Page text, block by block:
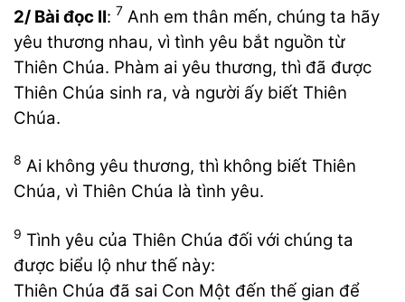
2/ Bài đọc II: 7 Anh em thân mến, chúng ta hãy
yêu thương nhau, vì tình yêu bắt nguồn từ
Thiên Chúa. Phàm ai yêu thương, thì đã được
Thiên Chúa sinh ra, và người ấy biết Thiên
Chúa.
8 Ai không yêu thương, thì không biết Thiên
Chúa, vì Thiên Chúa là tình yêu.
9 Tình yêu của Thiên Chúa đối với chúng ta
được biểu lộ như thế này:
Thiên Chúa đã sai Con Một đến thế gian để